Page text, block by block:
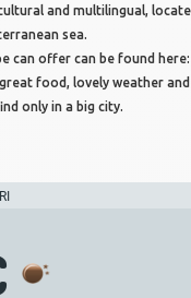
and multilingual,
sea.
can offer can be found
food, lovely weather
only in a big city.